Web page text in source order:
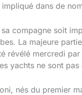
dans de
compagne soit
La majeure
révélé mercredi
yachts ne sont pas
nés du premier